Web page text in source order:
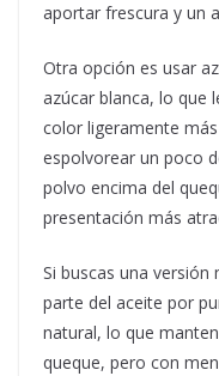
aportar frescura y un
Otra opción es usar
azúcar blanca, lo que
color ligeramente
espolvorear un poco
polvo encima del
presentación más
Si buscas una versión
parte del aceite por
natural, lo que
queque, pero con